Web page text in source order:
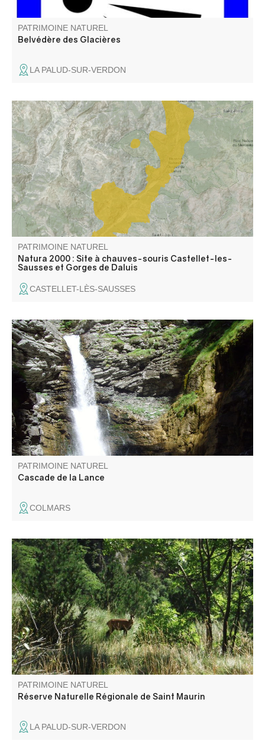
PATRIMOINE NATUREL
Belvédère des Glacières
LA PALUD-SUR-VERDON
Zone représentative de l'étage subméditerranéen où
dominent les landes à buis, genêt cendré, lavande. Zone
peu prospectée au niveau espèces végétales et milieux.
Gorges remarquables.
PATRIMOINE NATUREL
Natura 2000 : Site à chauves-souris Castellet-les-
Sausses et Gorges de Daluis
CASTELLET-LÈS-SAUSSES
Cascade située à 20 minutes du village. promenade
familiale.
PATRIMOINE NATUREL
Cascade de la Lance
COLMARS
A l’entrée ouest des Gorges du Verdon, la réserve
naturelle de Saint-Maurin est caractérisée par la
formation de travertins (tufs) issus de la précipitation du
carbonate de calcium libéré par les sources prenant
naissance au pied de la falaise de Barbin.
PATRIMOINE NATUREL
Réserve Naturelle Régionale de Saint Maurin
LA PALUD-SUR-VERDON